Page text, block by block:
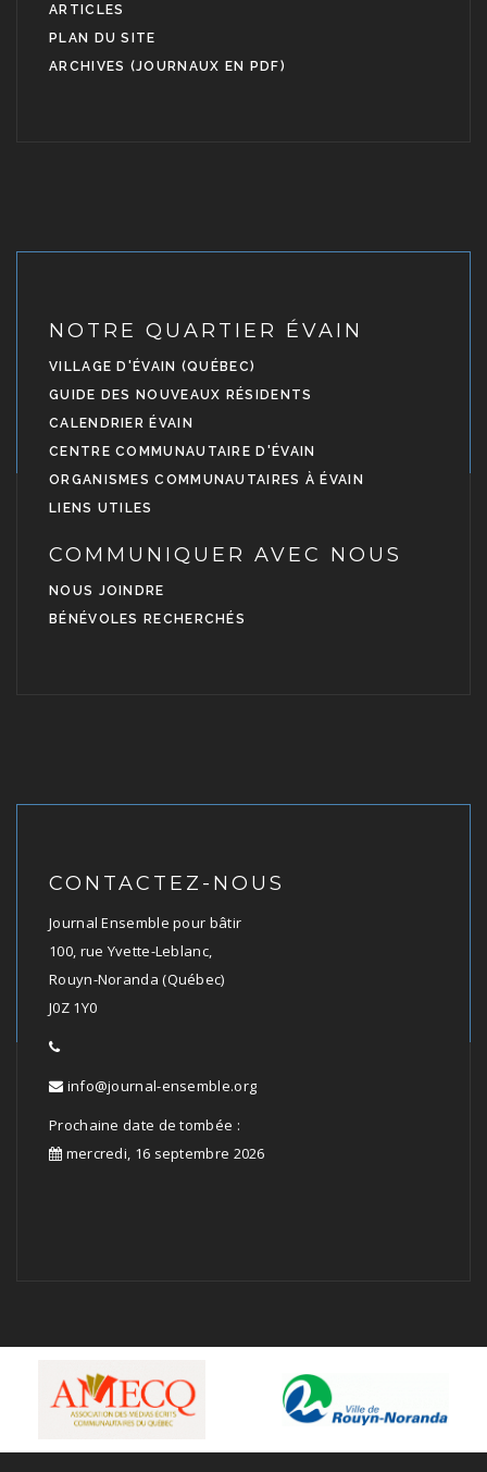
ARTICLES
PLAN DU SITE
ARCHIVES (JOURNAUX EN PDF)
NOTRE QUARTIER ÉVAIN
VILLAGE D'ÉVAIN (QUÉBEC)
GUIDE DES NOUVEAUX RÉSIDENTS
CALENDRIER ÉVAIN
CENTRE COMMUNAUTAIRE D'ÉVAIN
ORGANISMES COMMUNAUTAIRES À ÉVAIN
LIENS UTILES
COMMUNIQUER AVEC NOUS
NOUS JOINDRE
BÉNÉVOLES RECHERCHÉS
CONTACTEZ-NOUS
Journal Ensemble pour bâtir
100, rue Yvette-Leblanc,
Rouyn-Noranda (Québec)
J0Z 1Y0
info@journal-ensemble.org
Prochaine date de tombée :
mercredi, 16 septembre 2026